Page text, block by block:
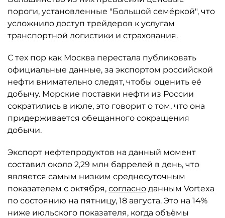
пороги, установленные "Большой семёркой", что
усложнило доступ трейдеров к услугам
транспортной логистики и страхования.
С тех пор как Москва перестала публиковать
официальные данные, за экспортом российской
нефти внимательно следят, чтобы оценить её
добычу. Морские поставки нефти из России
сократились в июле, это говорит о том, что она
придерживается обещанного сокращения
добычи.
Экспорт нефтепродуктов на данный момент
составил около 2,29 млн баррелей в день, что
является самым низким среднесуточным
показателем с октября, согласно данным Vortexa
по состоянию на пятницу, 18 августа. Это на 14%
ниже июльского показателя, когда объёмы